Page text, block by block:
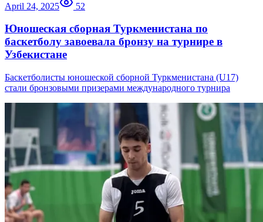
April 24, 2025
52
Юношеская сборная Туркменистана по
баскетболу завоевала бронзу на турнире в
Узбекистане
Баскетболисты юношеской сборной Туркменистана (U17)
стали бронзовыми призерами международного турнира